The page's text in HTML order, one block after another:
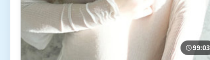
99:03